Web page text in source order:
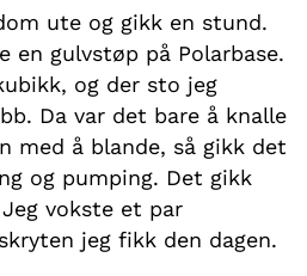
ute og gikk en stund.
en gulvstøp på Polarbase.
og der sto jeg
Da var det bare å knalle
med å blande, så gikk det
og pumping. Det gikk
vokste et par
jeg fikk den dagen.